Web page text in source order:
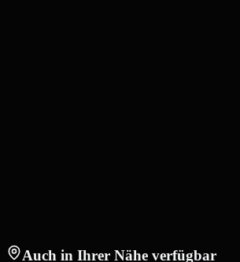
Auch in Ihrer Nähe verfügbar